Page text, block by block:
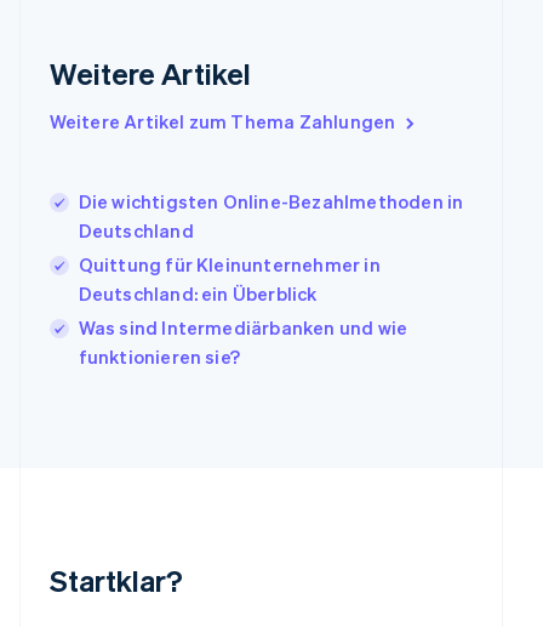
Weitere Artikel
Weitere Artikel zum Thema Zahlungen
Die wichtigsten Online-Bezahlmethoden in
Deutschland
Quittung für Kleinunternehmer in
Deutschland: ein Überblick
Was sind Intermediärbanken und wie
funktionieren sie?
Startklar?
Irland
Italien
日本語English
Kanada
English Français
Kroatien
English Italiano
English
Liechtenstein
English